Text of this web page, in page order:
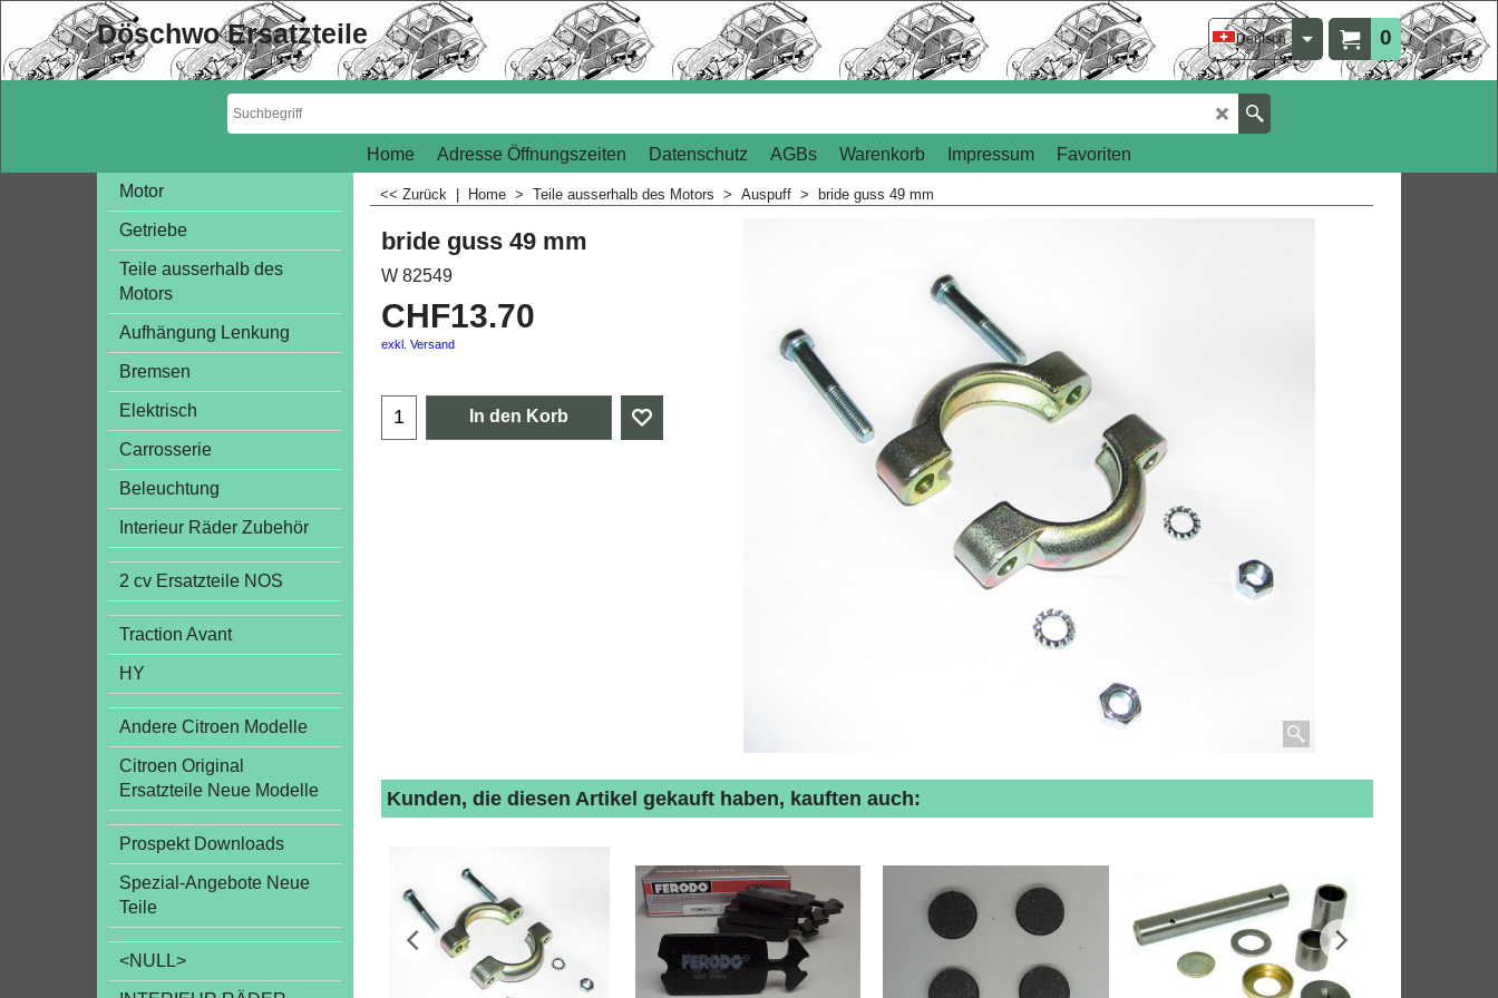
0
Deutsch
Döschwo Ersatzteile
Home Adresse Öffnungszeiten Datenschutz AGBs Warenkorb Impressum
Favoriten
Motor
Getriebe
Teile ausserhalb des
Motors
Aufhängung Lenkung
Bremsen
Elektrisch
Carrosserie
Beleuchtung
Interieur Räder Zubehör
2 cv Ersatzteile NOS
Traction Avant
HY
Andere Citroen Modelle
Citroen Original
Ersatzteile Neue Modelle
Prospekt Downloads
Spezial-Angebote Neue
Teile
<NULL>
<< Zurück Home > Teile ausserhalb des Motors > Auspuff > bride guss 49 mm
bride guss 49 mm
W 82549
CHF13.70
exkl. Versand
In den Korb
Kunden, die diesen Artikel gekauft haben, kauften auch: